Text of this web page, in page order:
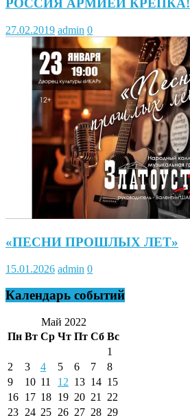
РОССИЯ АРМИЕЙ КРЕПКА!
27.02.2019 admin 0
«ПЕСНИ ПРОШЛЫХ ЛЕТ»
15.01.2026 admin 0
Календарь событий
Май 2022
Пн Вт Ср Чт Пт Сб Вс
1
2
3 4 5 6 7
8
9
10 11 12 13 14 15
16 17 18 19 20 21
22
23 24 25 26 27 28 29